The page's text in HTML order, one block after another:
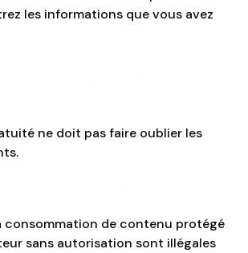
les informations que vous avez
ne doit pas faire oublier les
consommation de contenu protégé
sans autorisation sont illégales